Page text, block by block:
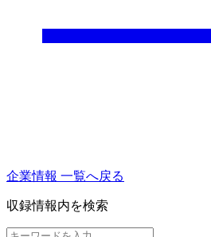
企業情報 一覧へ戻る
収録情報内を検索